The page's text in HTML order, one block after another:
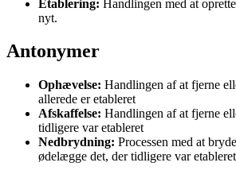
Etablering: Handlingen med at
nyt.
Antonymer
Ophævelse: Handlingen af at fjerne
allerede er etableret
Afskaffelse: Handlingen af at fjerne
tidligere var etableret
Nedbrydning: Processen med at
ødelægge det, der tidligere var etableret